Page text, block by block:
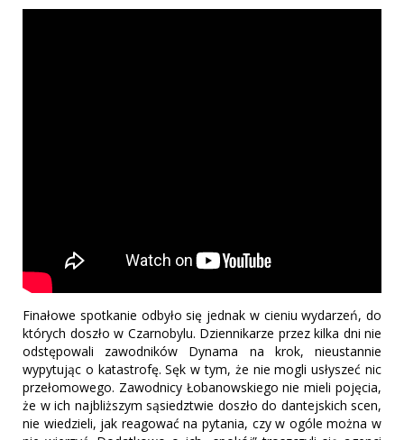
Finałowe spotkanie odbyło się jednak w cieniu wydarzeń, do
których doszło w Czarnobylu. Dziennikarze przez kilka dni nie
odstępowali zawodników Dynama na krok, nieustannie
wypytując o katastrofę. Sęk w tym, że nie mogli usłyszeć nic
przełomowego. Zawodnicy Łobanowskiego nie mieli pojęcia,
że w ich najbliższym sąsiedztwie doszło do dantejskich scen,
nie wiedzieli, jak reagować na pytania, czy w ogóle można w